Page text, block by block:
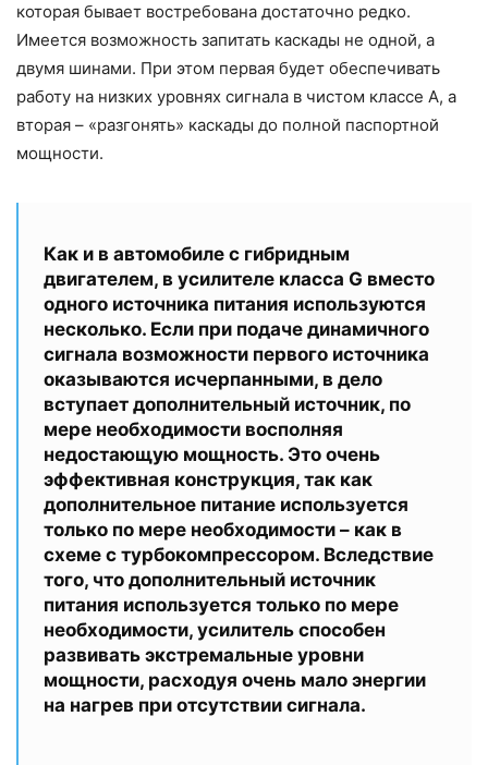
которая бывает востребована достаточно редко.
Имеется возможность запитать каскады не одной, а
двумя шинами. При этом первая будет обеспечивать
работу на низких уровнях сигнала в чистом классе А, а
вторая – «разгонять» каскады до полной паспортной
мощности.
Как и в автомобиле с гибридным
двигателем, в усилителе класса G вместо
одного источника питания используются
несколько. Если при подаче динамичного
сигнала возможности первого источника
оказываются исчерпанными, в дело
вступает дополнительный источник, по
мере необходимости восполняя
недостающую мощность. Это очень
эффективная конструкция, так как
дополнительное питание используется
только по мере необходимости – как в
схеме с турбокомпрессором. Вследствие
того, что дополнительный источник
питания используется только по мере
необходимости, усилитель способен
развивать экстремальные уровни
мощности, расходуя очень мало энергии
на нагрев при отсутствии сигнала.